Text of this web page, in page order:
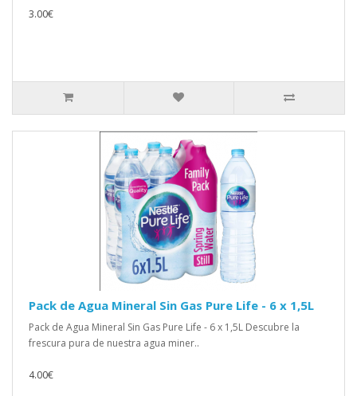
3.00€
Pack de Agua Mineral Sin Gas Pure Life - 6 x 1,5L
Pack de Agua Mineral Sin Gas Pure Life - 6 x 1,5L Descubre la
frescura pura de nuestra agua miner..
4.00€